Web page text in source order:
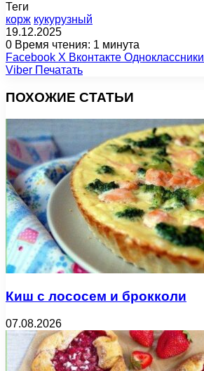
Теги
корж кукурузный
19.12.2025
0 Время чтения: 1 минута
Facebook X Вконтакте Одноклассники
Viber Печатать
ПОХОЖИЕ СТАТЬИ
Киш с лососем и брокколи
07.08.2026